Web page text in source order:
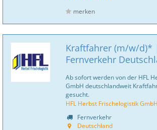
merken
Kraftfahrer (m/w/d)*
Fernverkehr
Ab sofort werden von der HFL
GmbH deutschlandweit
gesucht.
HFL Herbst Frischelogistik GmbH
Fernverkehr
Deutschland